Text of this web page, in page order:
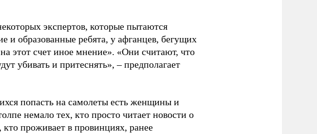
экспертов, которые пытаются
и образованные ребята, у афганцев, бегущих
этот счет иное мнение». «Они считают, что
убивать и притеснять», – предполагает
попасть на самолеты есть женщины и
немало тех, кто просто читает новости о
проживает в провинциях, ранее